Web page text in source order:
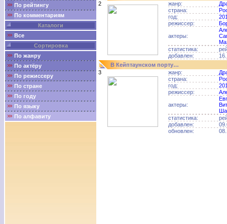
По рейтингу
По комментариям
Каталоги
Все
Сортировка
По жанру
По актёру
По режиссеру
По стране
По году
По языку
По алфавиту
2
жанр:
страна:
год:
режиссер:
актеры:
статистика:
добавлен:
В Кейптаунском порту…
3
жанр:
страна:
год:
режиссер:
актеры:
статистика:
добавлен:
обновлен: